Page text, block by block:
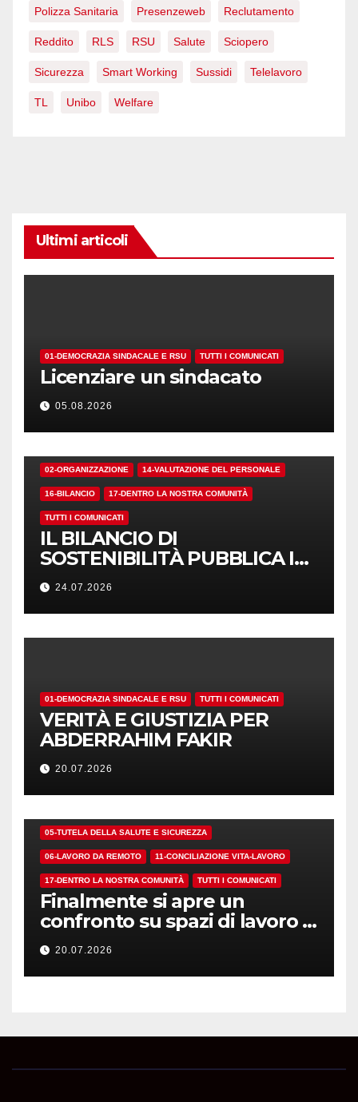
Polizza Sanitaria Presenzeweb Reclutamento
Reddito RLS RSU Salute Sciopero
Sicurezza Smart Working Sussidi Telelavoro
TL Unibo Welfare
Ultimi articoli
01-DEMOCRAZIA SINDACALE E RSU TUTTI I COMUNICATI
Licenziare un sindacato
05.08.2026
02-ORGANIZZAZIONE 14-VALUTAZIONE DEL PERSONALE
16-BILANCIO 17-DENTRO LA NOSTRA COMUNITÀ
TUTTI I COMUNICATI
IL BILANCIO DI
SOSTENIBILITÀ PUBBLICA I
NUMERI. MA I CRITERI?
24.07.2026
01-DEMOCRAZIA SINDACALE E RSU TUTTI I COMUNICATI
VERITÀ E GIUSTIZIA PER
ABDERRAHIM FAKIR
20.07.2026
05-TUTELA DELLA SALUTE E SICUREZZA
06-LAVORO DA REMOTO 11-CONCILIAZIONE VITA-LAVORO
17-DENTRO LA NOSTRA COMUNITÀ TUTTI I COMUNICATI
Finalmente si apre un
confronto su spazi di lavoro e
dotazioni
20.07.2026